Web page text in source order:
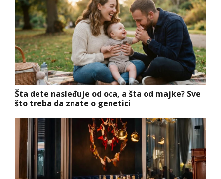
Šta dete nasleđuje od oca, a šta od majke? Sve
što treba da znate o genetici